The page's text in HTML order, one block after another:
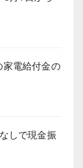
家電給付金の
しで現金振